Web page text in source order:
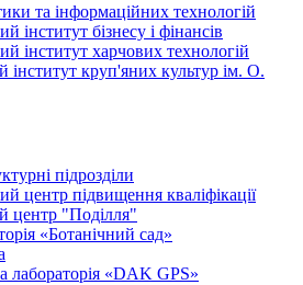
та інформаційних технологій
інститут бізнесу і фінансів
інститут харчових технологій
інститут круп'яних культур ім. О.
підрозділи
центр підвищення кваліфікації
центр "Поділля"
«Ботанічний сад»
лабораторія «DAK GPS»